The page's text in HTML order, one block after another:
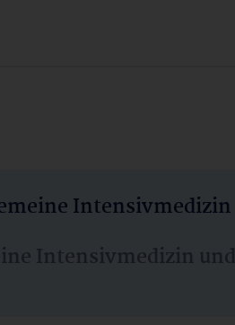
Intensivmedizin
Intensivmedizin und